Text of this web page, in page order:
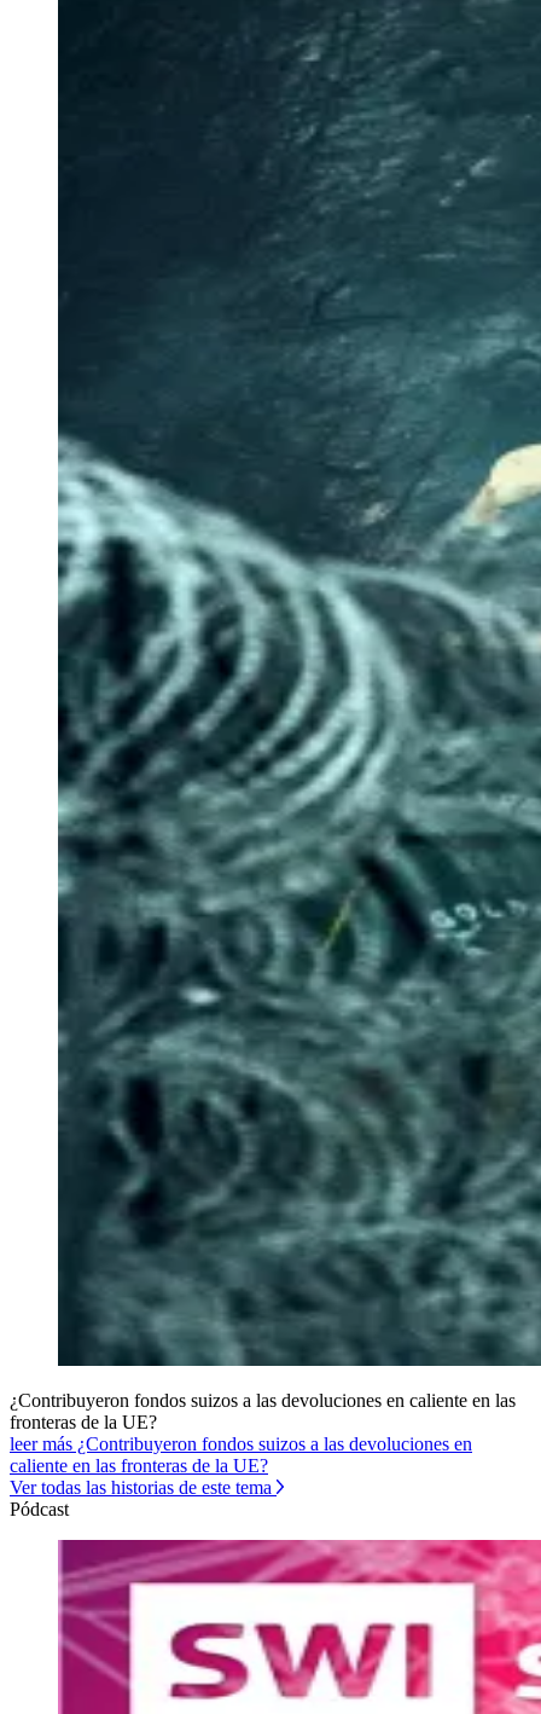
¿Contribuyeron fondos suizos a las devoluciones en caliente en las
fronteras de la UE?
leer más ¿Contribuyeron fondos suizos a las devoluciones en
caliente en las fronteras de la UE?
Ver todas las historias de este tema
Pódcast